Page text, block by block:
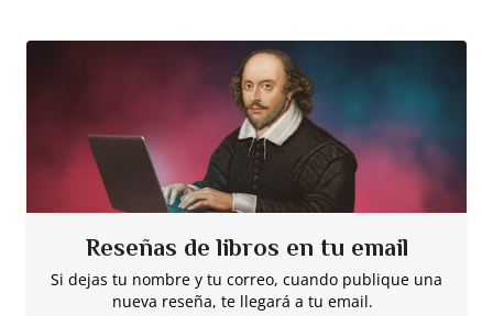
Reseñas de libros en tu email
Si dejas tu nombre y tu correo, cuando publique una
nueva reseña, te llegará a tu email.